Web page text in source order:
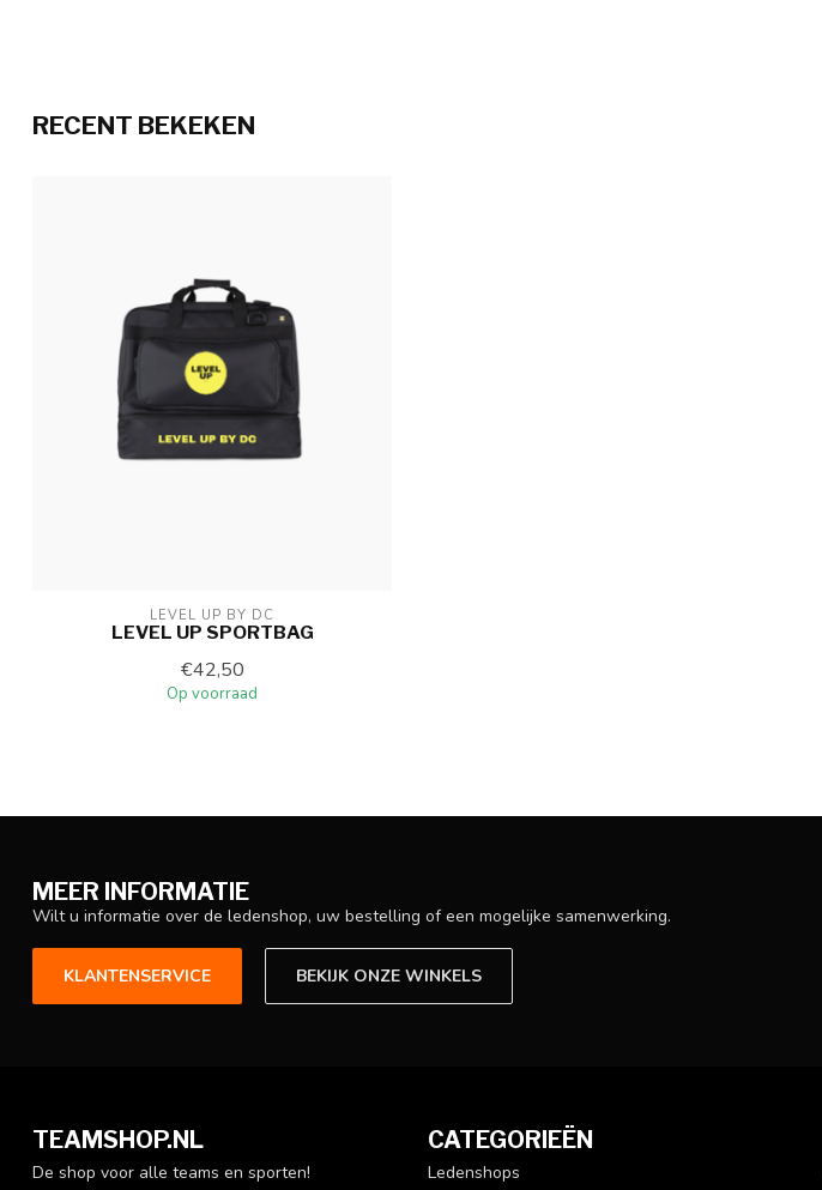
RECENT BEKEKEN
LEVEL UP BY DC
LEVEL UP SPORTBAG
€42,50
Op voorraad
MEER INFORMATIE
Wilt u informatie over de ledenshop, uw bestelling of een mogelijke samenwerking.
KLANTENSERVICE BEKIJK ONZE WINKELS
TEAMSHOP.NL
De shop voor alle teams en sporten!
CATEGORIEËN
Ledenshops